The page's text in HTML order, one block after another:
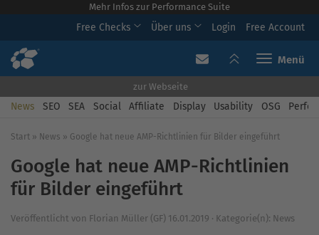
Mehr Infos zur Performance Suite
Free Checks Über uns Login Free Account
Toggle
zur Webseite
News SEO SEA Social Affiliate Display Usability OSG
Start » News » Google hat neue AMP-Richtlinien für Bilder eingeführt
Google hat neue AMP-Richtlinien
für Bilder eingeführt
Veröffentlicht von Florian Müller (GF) 16.01.2019 · Kategorie(n): News